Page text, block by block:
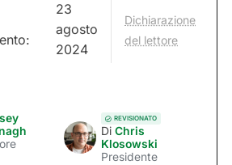
23
agosto
2024
Dichiarazione
del lettore
REVISIONATO
Di Chris
Klosowski
Presidente